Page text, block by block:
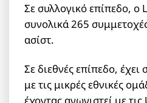
Σε συλλογικό επίπεδο, ο
συνολικά 265
ασίστ.
Σε διεθνές επίπεδο,
με τις μικρές εθνικές
έχοντας αγωνιστεί με